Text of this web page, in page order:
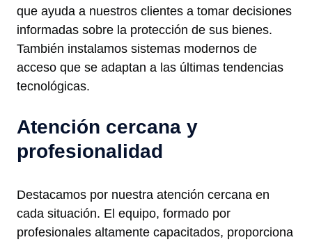
que ayuda a nuestros clientes a tomar decisiones
informadas sobre la protección de sus bienes.
También instalamos sistemas modernos de
acceso que se adaptan a las últimas tendencias
tecnológicas.
Atención cercana y
profesionalidad
Destacamos por nuestra atención cercana en
cada situación. El equipo, formado por
profesionales altamente capacitados, proporciona